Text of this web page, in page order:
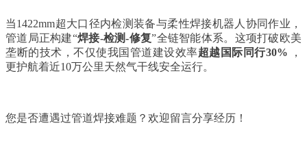
当1422mm超大口径内检测装备与柔性焊接机器人协同作业，
管道局正构建“焊接-检测-修复”全链智能体系。这项打破欧美
垄断的技术，不仅使我国管道建设效率超越国际同行30% ，
更护航着近10万公里天然气干线安全运行。
您是否遭遇过管道焊接难题？欢迎留言分享经历！